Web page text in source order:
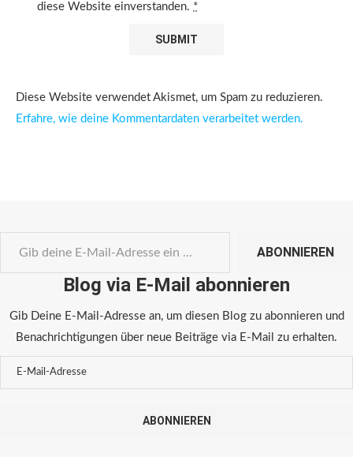
diese Website einverstanden. *
Diese Website verwendet Akismet, um Spam zu reduzieren.
Erfahre, wie deine Kommentardaten verarbeitet werden.
ABONNIEREN
Blog via E-Mail abonnieren
Gib Deine E-Mail-Adresse an, um diesen Blog zu abonnieren und
Benachrichtigungen über neue Beiträge via E-Mail zu erhalten.
ABONNIEREN